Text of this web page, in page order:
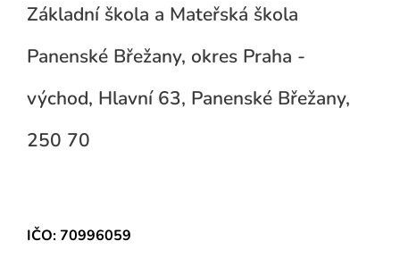
Základní škola a Mateřská škola
Panenské Břežany, okres Praha -
východ, Hlavní 63, Panenské Břežany,
250 70
IČO: 70996059